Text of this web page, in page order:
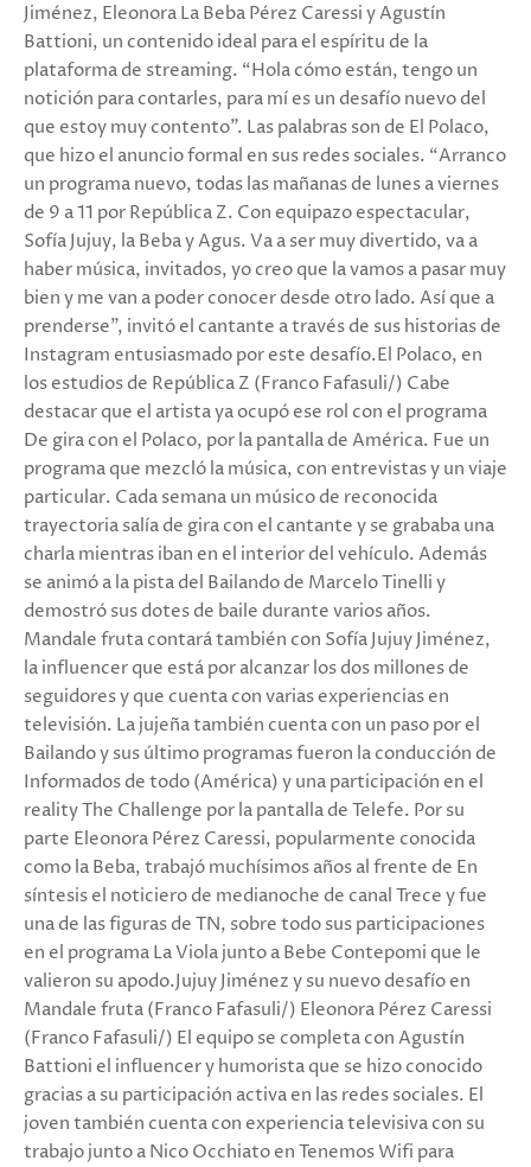
Jiménez, Eleonora La Beba Pérez Caressi y Agustín
Battioni, un contenido ideal para el espíritu de la
plataforma de streaming. “Hola cómo están, tengo un
notición para contarles, para mí es un desafío nuevo del
que estoy muy contento”. Las palabras son de El Polaco,
que hizo el anuncio formal en sus redes sociales. “Arranco
un programa nuevo, todas las mañanas de lunes a viernes
de 9 a 11 por República Z. Con equipazo espectacular,
Sofía Jujuy, la Beba y Agus. Va a ser muy divertido, va a
haber música, invitados, yo creo que la vamos a pasar muy
bien y me van a poder conocer desde otro lado. Así que a
prenderse”, invitó el cantante a través de sus historias de
Instagram entusiasmado por este desafío.El Polaco, en
los estudios de República Z (Franco Fafasuli/) Cabe
destacar que el artista ya ocupó ese rol con el programa
De gira con el Polaco, por la pantalla de América. Fue un
programa que mezcló la música, con entrevistas y un viaje
particular. Cada semana un músico de reconocida
trayectoria salía de gira con el cantante y se grababa una
charla mientras iban en el interior del vehículo. Además
se animó a la pista del Bailando de Marcelo Tinelli y
demostró sus dotes de baile durante varios años.
Mandale fruta contará también con Sofía Jujuy Jiménez,
la influencer que está por alcanzar los dos millones de
seguidores y que cuenta con varias experiencias en
televisión. La jujeña también cuenta con un paso por el
Bailando y sus último programas fueron la conducción de
Informados de todo (América) y una participación en el
reality The Challenge por la pantalla de Telefe. Por su
parte Eleonora Pérez Caressi, popularmente conocida
como la Beba, trabajó muchísimos años al frente de En
síntesis el noticiero de medianoche de canal Trece y fue
una de las figuras de TN, sobre todo sus participaciones
en el programa La Viola junto a Bebe Contepomi que le
valieron su apodo.Jujuy Jiménez y su nuevo desafío en
Mandale fruta (Franco Fafasuli/) Eleonora Pérez Caressi
(Franco Fafasuli/) El equipo se completa con Agustín
Battioni el influencer y humorista que se hizo conocido
gracias a su participación activa en las redes sociales. El
joven también cuenta con experiencia televisiva con su
trabajo junto a Nico Occhiato en Tenemos Wifi para